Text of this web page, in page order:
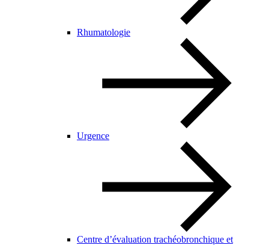
Rhumatologie
Urgence
Centre d’évaluation trachéobronchique et